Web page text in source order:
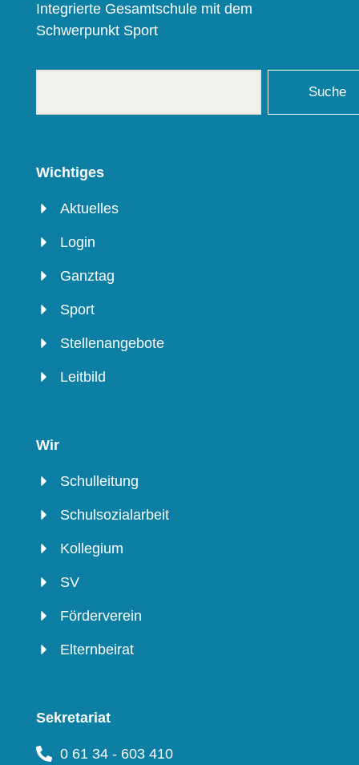
Integrierte Gesamtschule mit dem
Schwerpunkt Sport
Suche
Wichtiges
Aktuelles
Login
Ganztag
Sport
Stellenangebote
Leitbild
Wir
Schulleitung
Schulsozialarbeit
Kollegium
SV
Förderverein
Elternbeirat
Sekretariat
0 61 34 - 603 410